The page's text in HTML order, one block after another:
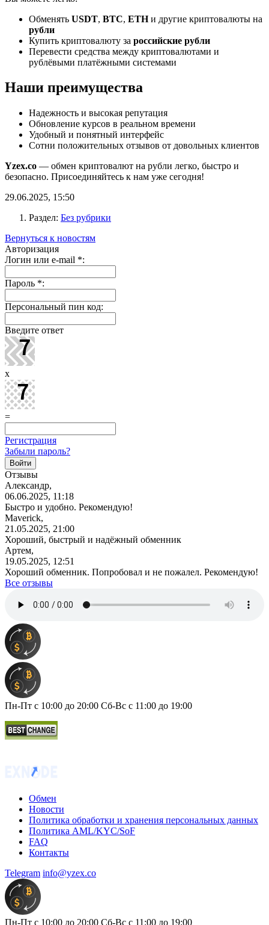
Обменять USDT, BTC, ETHи другие криптовалюты на
рубли
Купить криптовалюту за российские рубли
Перевести средства между криптовалютами и
рублёвыми платёжными системами
Наши преимущества
Надежность и высокая репутация
Обновление курсов в реальном времени
Удобный и понятный интерфейс
Сотни положительных отзывов от довольных клиентов
Yzex.co — обмен криптовалют на рубли легко, быстро и
безопасно. Присоединяйтесь к нам уже сегодня!
29.06.2025, 15:50
Раздел: Без рубрики
Вернуться к новостям
Авторизация
Логин или e-mail *:
Пароль *:
Персональный пин код:
Введите ответ
x
=
Регистрация
Забыли пароль?
Отзывы
Александр,
06.06.2025, 11:18
Быстро и удобно. Рекомендую!
Maverick,
21.05.2025, 21:00
Хороший, быстрый и надёжный обменник
Артем,
19.05.2025, 12:51
Хороший обменник. Попробовал и не пожалел. Рекомендую!
Все отзывы
Пн-Пт с 10:00 до 20:00 Сб-Вс с 11:00 до 19:00
Обмен
Новости
Политика обработки и хранения персональных данных
Политика AML/KYC/SoF
FAQ
Контакты
Telegram info@yzex.co
Пн-Пт с 10:00 до 20:00 Сб-Вс с 11:00 до 19:00